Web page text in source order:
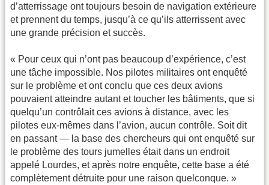
d’atterrissage ont toujours besoin de navigation extérieure
et prennent du temps, jusqu’à ce qu’ils atterrissent avec
une grande précision et succès.
« Pour ceux qui n’ont pas beaucoup d’expérience, c’est
une tâche impossible. Nos pilotes militaires ont enquêté
sur le problème et ont conclu que ces deux avions
pouvaient atteindre autant et toucher les bâtiments, que si
quelqu’un contrôlait ces avions à distance, avec les
pilotes eux-mêmes dans l’avion, aucun contrôle. Soit dit
en passant — la base des chercheurs qui ont enquêté sur
le problème des tours jumelles était dans un endroit
appelé Lourdes, et après notre enquête, cette base a été
complètement détruite pour une raison quelconque. »